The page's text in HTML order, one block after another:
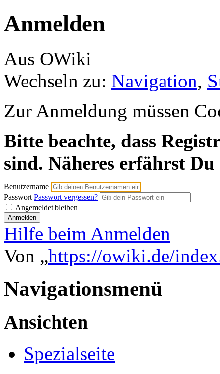
Anmelden
Aus OWiki
Wechseln zu: Navigation,
Zur Anmeldung müssen
Bitte beachte, dass
sind. Näheres erfährst
Benutzername
Passwort Passwort vergessen?
Angemeldet bleiben
Hilfe beim Anmelden
Von „https://owiki.de/
Navigationsmenü
Ansichten
Spezialseite